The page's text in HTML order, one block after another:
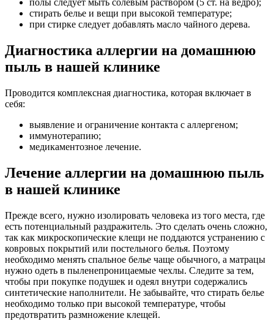
полы следует мыть солевым раствором (5 ст. на ведро);
стирать белье и вещи при высокой температуре;
при стирке следует добавлять масло чайного дерева.
Диагностика аллергии на домашнюю
пыль в нашей клинике
Проводится комплексная диагностика, которая включает в
себя:
выявление и ограничение контакта с аллергеном;
иммунотерапию;
медикаментозное лечение.
Лечение аллергии на домашнюю пыль
в нашей клинике
Прежде всего, нужно изолировать человека из того места, где
есть потенциальный раздражитель. Это сделать очень сложно,
так как микроскопические клещи не поддаются устранению с
ковровых покрытий или постельного белья. Поэтому
необходимо менять спальное белье чаще обычного, а матрацы
нужно одеть в пыленепроницаемые чехлы. Следите за тем,
чтобы при покупке подушек и одеял внутри содержались
синтетические наполнители. Не забывайте, что стирать белье
необходимо только при высокой температуре, чтобы
предотвратить размножение клещей.